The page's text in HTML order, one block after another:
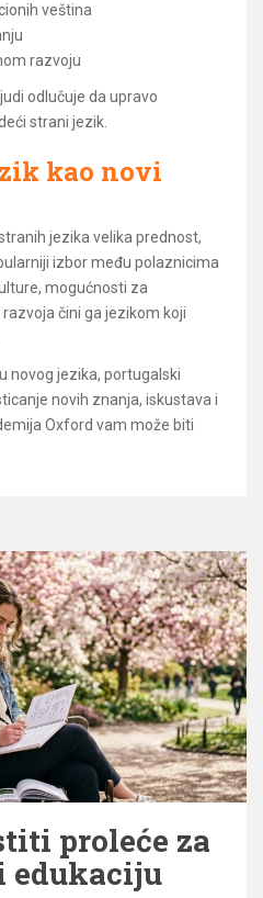
veština
razvoju
odlučuje da upravo
strani jezik.
kao novi
jezika velika prednost,
izbor među polaznicima
mogućnosti za
čini ga jezikom koji
novog jezika, portugalski
novih znanja, iskustava i
Oxford vam može biti
proleće za
edukaciju